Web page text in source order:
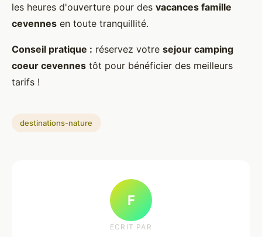
les heures d'ouverture pour des vacances famille
cevennes en toute tranquillité.
Conseil pratique : réservez votre sejour camping
coeur cevennes tôt pour bénéficier des meilleurs
tarifs !
destinations-nature
F
ECRIT PAR